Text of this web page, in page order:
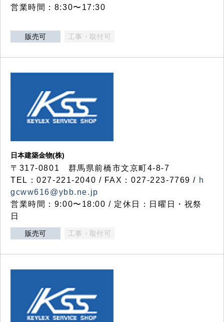
営業時間：8:30〜17:30
販売可 工事・取付可
日本建築金物(株)
〒317‐0801 群馬県前橋市文京町4-8-7
TEL：027-221-2040 / FAX：027-223-7769 / h
gcww616@ybb.ne.jp
営業時間：9:00〜18:00 / 定休日：日曜日・祝祭
日
販売可 工事・取付可